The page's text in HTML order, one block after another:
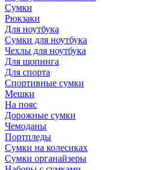
Сумки
Рюкзаки
Для ноутбука
Сумки для ноутбука
Чехлы для ноутбука
Для шопинга
Для спорта
Спортивные сумки
Мешки
На пояс
Дорожные сумки
Чемоданы
Портпледы
Сумки на колесиках
Сумки органайзеры